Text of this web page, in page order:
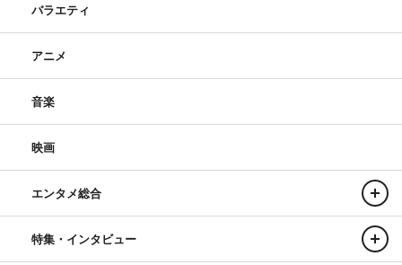
バラエティ
アニメ
音楽
映画
エンタメ総合
特集・インタビュー